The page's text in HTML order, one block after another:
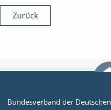
Zurück
Bundesverband der Deutschen